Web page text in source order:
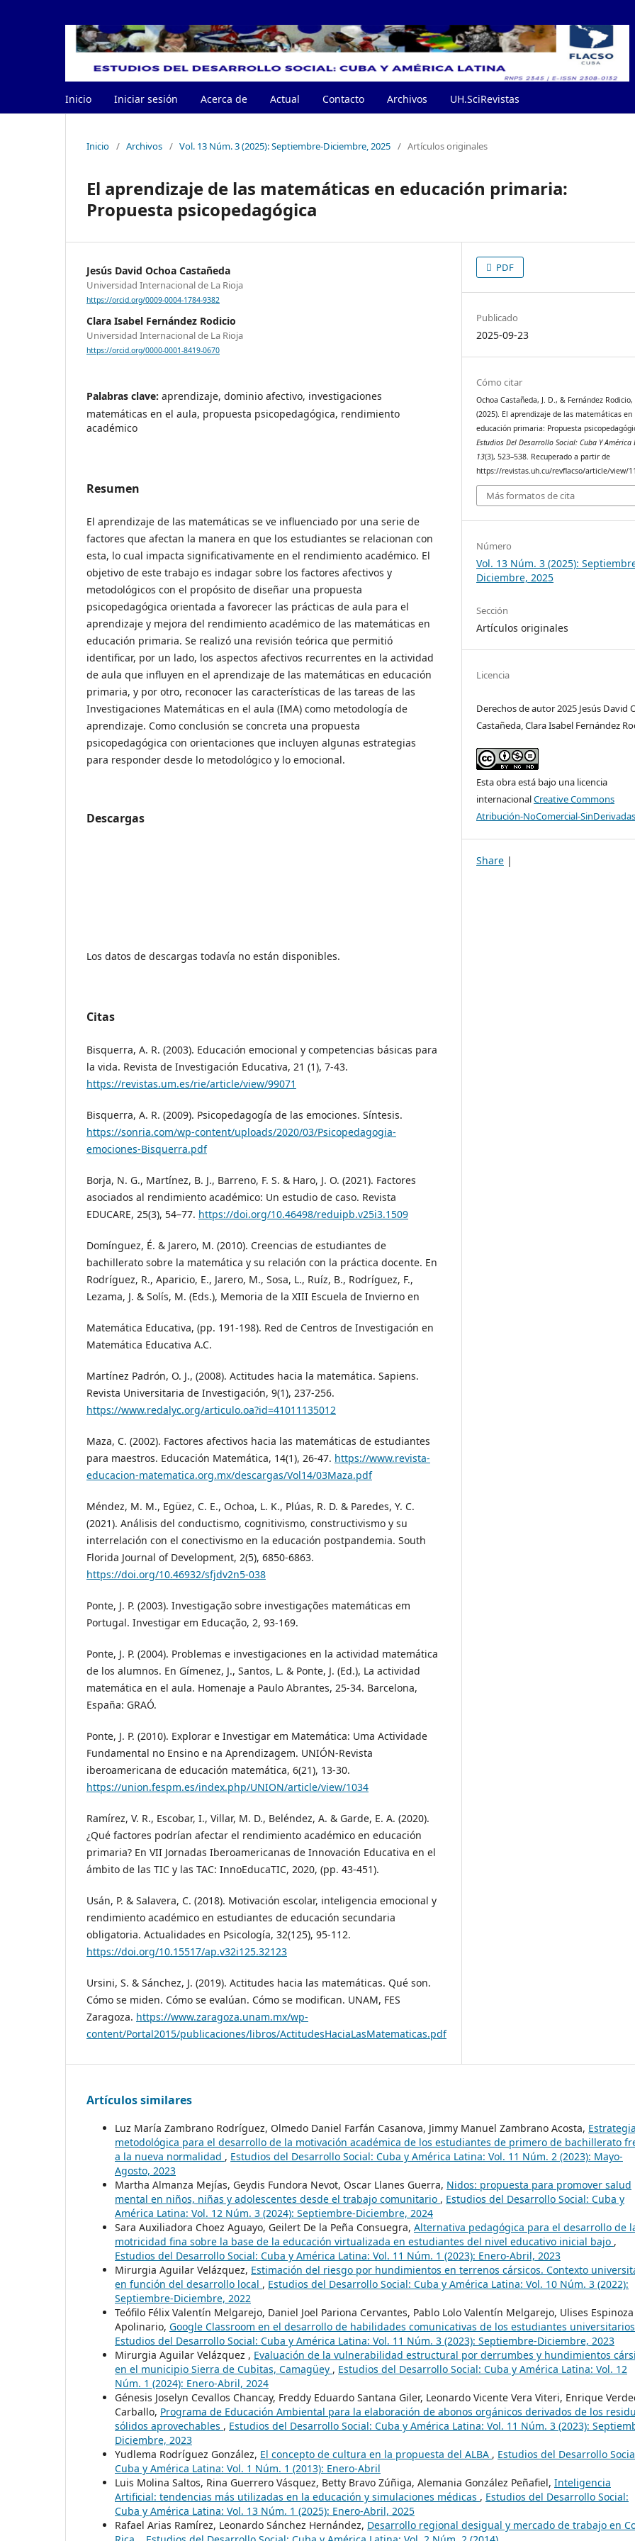
Inicio Iniciar sesión Acerca de Actual Contacto Archivos UH.SciRevistas
Inicio / Archivos / Vol. 13 Núm. 3 (2025): Septiembre-Diciembre, 2025 / Artículos originales
El aprendizaje de las matemáticas en educación primaria:
Propuesta psicopedagógica
Jesús David Ochoa Castañeda
Universidad Internacional de La Rioja
https://orcid.org/0009-0004-1784-9382
Clara Isabel Fernández Rodicio
Universidad Internacional de La Rioja
https://orcid.org/0000-0001-8419-0670
Palabras clave: aprendizaje, dominio afectivo, investigaciones
matemáticas en el aula, propuesta psicopedagógica, rendimiento
académico
Resumen
El aprendizaje de las matemáticas se ve influenciado por una serie de
factores que afectan la manera en que los estudiantes se relacionan con
esta, lo cual impacta significativamente en el rendimiento académico. El
objetivo de este trabajo es indagar sobre los factores afectivos y
metodológicos con el propósito de diseñar una propuesta
psicopedagógica orientada a favorecer las prácticas de aula para el
aprendizaje y mejora del rendimiento académico de las matemáticas en
educación primaria. Se realizó una revisión teórica que permitió
identificar, por un lado, los aspectos afectivos recurrentes en la actividad
de aula que influyen en el aprendizaje de las matemáticas en educación
primaria, y por otro, reconocer las características de las tareas de las
Investigaciones Matemáticas en el aula (IMA) como metodología de
aprendizaje. Como conclusión se concreta una propuesta
psicopedagógica con orientaciones que incluyen algunas estrategias
para responder desde lo metodológico y lo emocional.
Descargas
Los datos de descargas todavía no están disponibles.
Citas
Bisquerra, A. R. (2003). Educación emocional y competencias básicas para
la vida. Revista de Investigación Educativa, 21 (1), 7-43.
https://revistas.um.es/rie/article/view/99071
Bisquerra, A. R. (2009). Psicopedagogía de las emociones. Síntesis.
https://sonria.com/wp-content/uploads/2020/03/Psicopedagogia-
emociones-Bisquerra.pdf
Borja, N. G., Martínez, B. J., Barreno, F. S. & Haro, J. O. (2021). Factores
asociados al rendimiento académico: Un estudio de caso. Revista
EDUCARE, 25(3), 54–77. https://doi.org/10.46498/reduipb.v25i3.1509
Domínguez, É. & Jarero, M. (2010). Creencias de estudiantes de
bachillerato sobre la matemática y su relación con la práctica docente. En
Rodríguez, R., Aparicio, E., Jarero, M., Sosa, L., Ruíz, B., Rodríguez, F.,
Lezama, J. & Solís, M. (Eds.), Memoria de la XIII Escuela de Invierno en
Matemática Educativa, (pp. 191-198). Red de Centros de Investigación en
Matemática Educativa A.C.
Martínez Padrón, O. J., (2008). Actitudes hacia la matemática. Sapiens.
Revista Universitaria de Investigación, 9(1), 237-256.
https://www.redalyc.org/articulo.oa?id=41011135012
Maza, C. (2002). Factores afectivos hacia las matemáticas de estudiantes
para maestros. Educación Matemática, 14(1), 26-47. https://www.revista-
educacion-matematica.org.mx/descargas/Vol14/03Maza.pdf
Méndez, M. M., Egüez, C. E., Ochoa, L. K., Plúas, R. D. & Paredes, Y. C.
(2021). Análisis del conductismo, cognitivismo, constructivismo y su
interrelación con el conectivismo en la educación postpandemia. South
Florida Journal of Development, 2(5), 6850-6863.
https://doi.org/10.46932/sfjdv2n5-038
Ponte, J. P. (2003). Investigação sobre investigações matemáticas em
Portugal. Investigar em Educação, 2, 93-169.
Ponte, J. P. (2004). Problemas e investigaciones en la actividad matemática
de los alumnos. En Gímenez, J., Santos, L. & Ponte, J. (Ed.), La actividad
matemática en el aula. Homenaje a Paulo Abrantes, 25-34. Barcelona,
España: GRAÓ.
Ponte, J. P. (2010). Explorar e Investigar em Matemática: Uma Actividade
Fundamental no Ensino e na Aprendizagem. UNIÓN-Revista
iberoamericana de educación matemática, 6(21), 13-30.
https://union.fespm.es/index.php/UNION/article/view/1034
Ramírez, V. R., Escobar, I., Villar, M. D., Beléndez, A. & Garde, E. A. (2020).
¿Qué factores podrían afectar el rendimiento académico en educación
primaria? En VII Jornadas Iberoamericanas de Innovación Educativa en el
ámbito de las TIC y las TAC: InnoEducaTIC, 2020, (pp. 43-451).
Usán, P. & Salavera, C. (2018). Motivación escolar, inteligencia emocional y
rendimiento académico en estudiantes de educación secundaria
obligatoria. Actualidades en Psicología, 32(125), 95-112.
https://doi.org/10.15517/ap.v32i125.32123
Ursini, S. & Sánchez, J. (2019). Actitudes hacia las matemáticas. Qué son.
Cómo se miden. Cómo se evalúan. Cómo se modifican. UNAM, FES
Zaragoza. https://www.zaragoza.unam.mx/wp-
content/Portal2015/publicaciones/libros/ActitudesHaciaLasMatematicas.pdf
PDF
Publicado
2025-09-23
Cómo citar
Ochoa Castañeda, J. D., & Fernández Rodicio,
(2025). El aprendizaje de las matemáticas en
educación primaria: Propuesta
Estudios Del Desarrollo Social: Cuba Y América
13(3), 523–538. Recuperado a partir de
https://revistas.uh.cu/revflacso/article/view/
Más formatos de cita
Número
Vol. 13 Núm. 3 (2025):
Diciembre, 2025
Sección
Artículos originales
Licencia
Derechos de autor 2025 Jesús David
Castañeda, Clara Isabel Fernández
Esta obra está bajo una licencia
internacionalCreative Commons
Atribución-NoComercial-
Share |
Artículos similares
Luz María Zambrano Rodríguez, Olmedo Daniel Farfán Casanova, Jimmy Manuel Zambrano Acosta, Estrategia
metodológica para el desarrollo de la motivación académica de los estudiantes de primero de bachillerato
a la nueva normalidad , Estudios del Desarrollo Social: Cuba y América Latina: Vol. 11 Núm. 2 (2023): Mayo-
Agosto, 2023
Martha Almanza Mejías, Geydis Fundora Nevot, Oscar Llanes Guerra, Nidos: propuesta para promover salud
mental en niños, niñas y adolescentes desde el trabajo comunitario , Estudios del Desarrollo Social: Cuba y
América Latina: Vol. 12 Núm. 3 (2024): Septiembre-Diciembre, 2024
Sara Auxiliadora Choez Aguayo, Geilert De la Peña Consuegra, Alternativa pedagógica para el desarrollo de
motricidad fina sobre la base de la educación virtualizada en estudiantes del nivel educativo inicial bajo ,
Estudios del Desarrollo Social: Cuba y América Latina: Vol. 11 Núm. 1 (2023): Enero-Abril, 2023
Mirurgia Aguilar Velázquez, Estimación del riesgo por hundimientos en terrenos cársicos. Contexto
en función del desarrollo local , Estudios del Desarrollo Social: Cuba y América Latina: Vol. 10 Núm. 3 (2022):
Septiembre-Diciembre, 2022
Teófilo Félix Valentín Melgarejo, Daniel Joel Pariona Cervantes, Pablo Lolo Valentín Melgarejo, Ulises Espinoza
Apolinario, Google Classroom en el desarrollo de habilidades comunicativas de los estudiantes universitarios
Estudios del Desarrollo Social: Cuba y América Latina: Vol. 11 Núm. 3 (2023): Septiembre-Diciembre, 2023
Mirurgia Aguilar Velázquez , Evaluación de la vulnerabilidad estructural por derrumbes y hundimientos
en el municipio Sierra de Cubitas, Camagüey , Estudios del Desarrollo Social: Cuba y América Latina: Vol. 12
Núm. 1 (2024): Enero-Abril, 2024
Génesis Joselyn Cevallos Chancay, Freddy Eduardo Santana Giler, Leonardo Vicente Vera Viteri, Enrique
Carballo, Programa de Educación Ambiental para la elaboración de abonos orgánicos derivados de los
sólidos aprovechables , Estudios del Desarrollo Social: Cuba y América Latina: Vol. 11 Núm. 3 (2023):
Diciembre, 2023
Yudlema Rodríguez González, El concepto de cultura en la propuesta del ALBA , Estudios del Desarrollo
Cuba y América Latina: Vol. 1 Núm. 1 (2013): Enero-Abril
Luis Molina Saltos, Rina Guerrero Vásquez, Betty Bravo Zúñiga, Alemania González Peñafiel, Inteligencia
Artificial: tendencias más utilizadas en la educación y simulaciones médicas , Estudios del Desarrollo Social:
Cuba y América Latina: Vol. 13 Núm. 1 (2025): Enero-Abril, 2025
Rafael Arias Ramírez, Leonardo Sánchez Hernández, Desarrollo regional desigual y mercado de trabajo en